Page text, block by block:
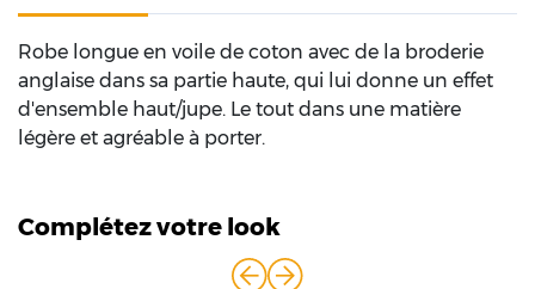
Robe longue en voile de coton avec de la broderie
anglaise dans sa partie haute, qui lui donne un effet
d'ensemble haut/jupe. Le tout dans une matière
légère et agréable à porter.
Complétez votre look